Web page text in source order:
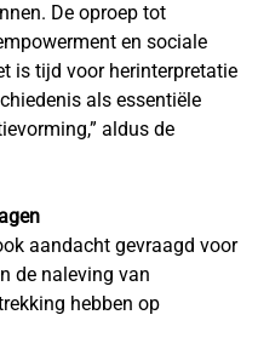
De oproep tot
en sociale
is tijd voor herinterpretatie
als essentiële
aldus de
aandacht gevraagd voor
de naleving van
hebben op